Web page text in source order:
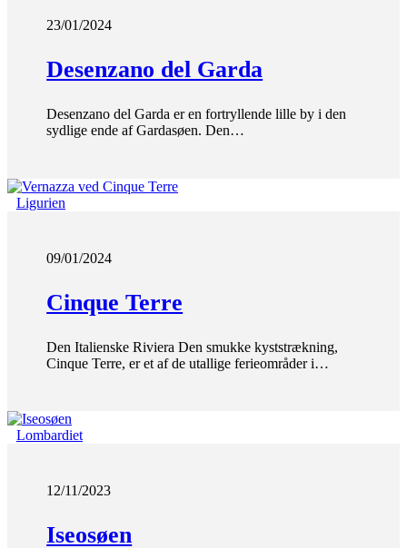
23/01/2024
Desenzano del Garda
Desenzano del Garda er en fortryllende lille by i den
sydlige ende af Gardasøen. Den…
Ligurien
09/01/2024
Cinque Terre
Den Italienske Riviera Den smukke kyststrækning,
Cinque Terre, er et af de utallige ferieområder i…
Lombardiet
12/11/2023
Iseosøen